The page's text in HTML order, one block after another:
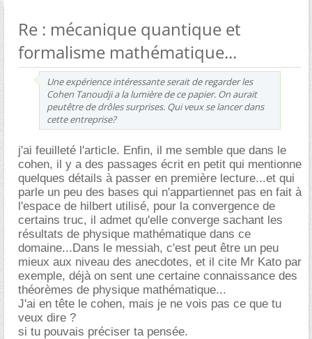
Re : mécanique quantique et
formalisme mathématique...
Une expérience intéressante serait de regarder les
Cohen Tanoudji a la lumière de ce papier. On aurait
peutêtre de drôles surprises. Qui veux se lancer dans
cette entreprise?
j'ai feuilleté l'article. Enfin, il me semble que dans le
cohen, il y a des passages écrit en petit qui mentionne
quelques détails à passer en première lecture...et qui
parle un peu des bases qui n'appartiennet pas en fait à
l'espace de hilbert utilisé, pour la convergence de
certains truc, il admet qu'elle converge sachant les
résultats de physique mathématique dans ce
domaine...Dans le messiah, c'est peut être un peu
mieux aux niveau des anecdotes, et il cite Mr Kato par
exemple, déjà on sent une certaine connaissance des
théorèmes de physique mathématique...
J'ai en tête le cohen, mais je ne vois pas ce que tu
veux dire ?
si tu pouvais préciser ta pensée.